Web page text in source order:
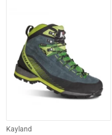
Kayland